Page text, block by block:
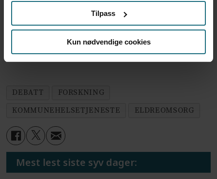
Tilpass
Kun nødvendige cookies
omsorg er viktige elementer, fordi norsk
eldreomsorg består av begge deler.
Ingen oppgitte interessekonflikter
DEBATT
FORSKNING
KOMMUNEHELSETJENESTE
ELDREOMSORG
Mest lest siste syv dager: